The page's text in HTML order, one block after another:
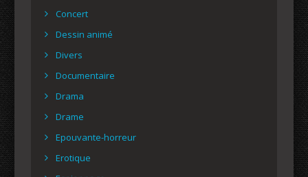
Concert
Dessin animé
Divers
Documentaire
Drama
Drame
Epouvante-horreur
Erotique